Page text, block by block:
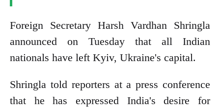
Foreign Secretary Harsh Vardhan Shringla
announced on Tuesday that all Indian
nationals have left Kyiv, Ukraine's capital.
Shringla told reporters at a press conference
that he has expressed India's desire for